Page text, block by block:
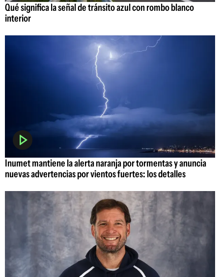
Qué significa la señal de tránsito azul con rombo blanco
interior
Inumet mantiene la alerta naranja por tormentas y anuncia
nuevas advertencias por vientos fuertes: los detalles